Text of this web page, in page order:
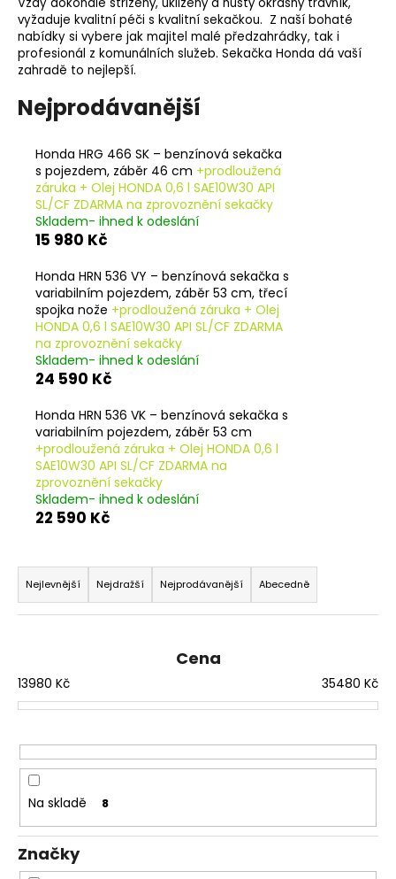
vyžaduje kvalitní péči s kvalitní sekačkou. Z naší bohaté
nabídky si vybere jak majitel malé předzahrádky, tak i
profesionál z komunálních služeb. Sekačka Honda dá vaší
zahradě to nejlepší.
Nejprodávanější
Honda HRG 466 SK – benzínová sekačka
s pojezdem, záběr 46 cm +prodloužená
záruka + Olej HONDA 0,6 l SAE10W30 API
SL/CF ZDARMA na zprovoznění sekačky
Skladem- ihned k odeslání
15 980 Kč
Honda HRN 536 VY – benzínová sekačka s
variabilním pojezdem, záběr 53 cm, třecí
spojka nože +prodloužená záruka + Olej
HONDA 0,6 l SAE10W30 API SL/CF ZDARMA
na zprovoznění sekačky
Skladem- ihned k odeslání
24 590 Kč
Honda HRN 536 VK – benzínová sekačka s
variabilním pojezdem, záběr 53 cm
+prodloužená záruka + Olej HONDA 0,6 l
SAE10W30 API SL/CF ZDARMA na
zprovoznění sekačky
Skladem- ihned k odeslání
22 590 Kč
Ř
a
z
í
p
o
d
u
k
t
ů
Nejlevnější Nejdražší Nejprodávanější Abecedně
Cena
13980 Kč 35480 Kč
Na skladě 8
Značky
m